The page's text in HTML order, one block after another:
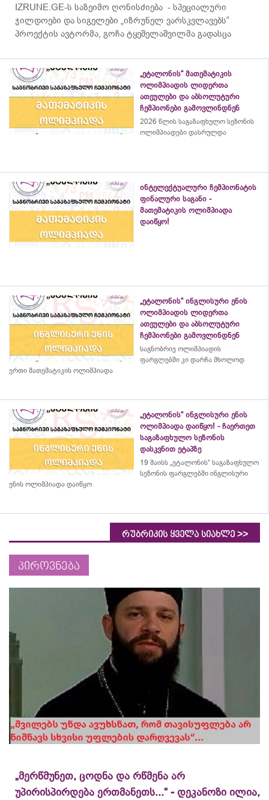
IZRUNE.GE-ს საზეიმო ღონისძიება - სპეციალური
ჯილდოები და სიგელები „იზრუნელ ვარსკვლავებს“
პროექტის ავტორმა, გოჩა ტყეშელაშვილმა გადასცა
„ეტალონის“ მათემატიკის
ოლიმპიადის ლიდერთა
ათეულები და აბსოლუტური
ჩემპიონები გამოვლინდნენ
2026 წლის საგაზაფხულო სეზონის
ოლიმპიადები დასრულდა
ინტელექტუალური ჩემპიონატის
ფინალური საგანი -
მათემატიკის ოლიმპიადა
დაიწყო!
„ეტალონის“ ინგლისური ენის
ოლიმპიადის ლიდერთა
ათეულები და აბსოლუტური
ჩემპიონები გამოვლინდნენ
საგნობრივ ოლიმპიადის
ფარგლებში კი დარჩა მხოლოდ
ერთი მათემატიკის ოლიმპიადა
„ეტალონის“ ინგლისური ენის
ოლიმპიადა დაიწყო! - ჩაერთეთ
საგაზაფხულო სეზონის
დასკვნით ეტაპზე
19 მაისს „ეტალონის“ საგაზაფხულო
სეზონის ფარგლებში ინგლისური
ენის ოლიმპიადა დაიწყო
რუბრიკის ყველა სიახლე >>
პიროვნება
„მერწმუნეთ, ცოდნა და რწმენა არ
უპირისპირდება ერთმანეთს...“ - დეკანოზი ილია,